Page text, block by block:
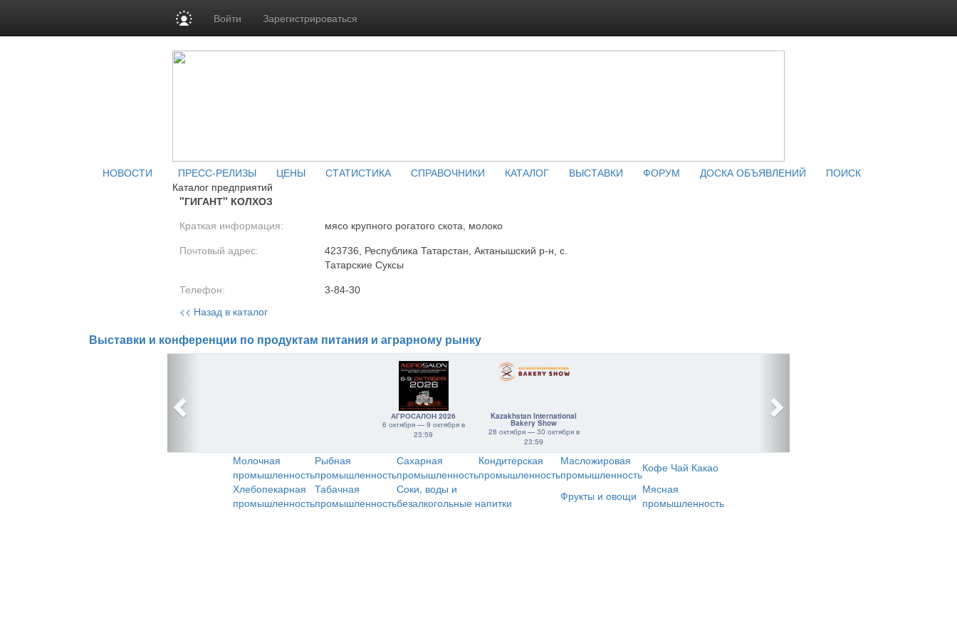
Войти Зарегистрироваться
НОВОСТИ ПРЕСС-РЕЛИЗЫ ЦЕНЫ СТАТИСТИКА СПРАВОЧНИКИ КАТАЛОГ ВЫСТАВКИ ФОРУМ ДОСКА ОБЪЯВЛЕНИЙ
ПОИСК
Каталог предприятий
"ГИГАНТ" КОЛХОЗ
Краткая информация: мясо крупного рогатого скота, молоко
Почтовый адрес:
423736, Республика Татарстан, Актанышский р-н, с.
Татарские Суксы
Телефон: 3-84-30
<< Назад в каталог
Выставки и конференции по продуктам питания и аграрному рынку
АГРОСАЛОН 2026
6 октября — 9 октября в
23:59
Kazakhstan International
Bakery Show
28 октября — 30 октября в
23:59
Молочная
промышленность
Рыбная
промышленность
Сахарная
промышленность
Кондитерская
промышленность
Масложировая
промышленностьКофе Чай Какао
Хлебопекарная
промышленность
Табачная
промышленность
Соки, воды и
безалкогольные напитки
Фрукты и овощи Мясная
промышленность